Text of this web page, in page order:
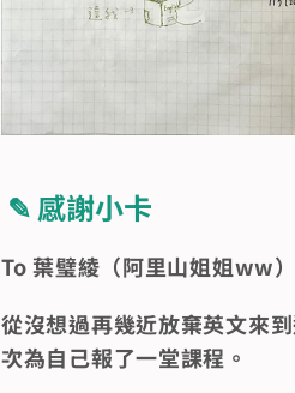
✎ 感謝小卡
To 葉璧綾（阿里山姐姐ww）
從沒想過再幾近放棄英文來
次為自己報了一堂課程。